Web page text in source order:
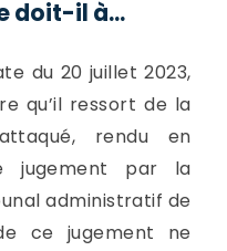
doit-il à...
du 20 juillet 2023,
qu’il ressort de la
rendu en
jugement par la
administratif de
ce jugement ne